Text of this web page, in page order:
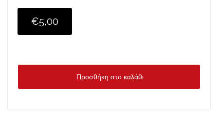
€5,00
Προσθήκη στο καλάθι